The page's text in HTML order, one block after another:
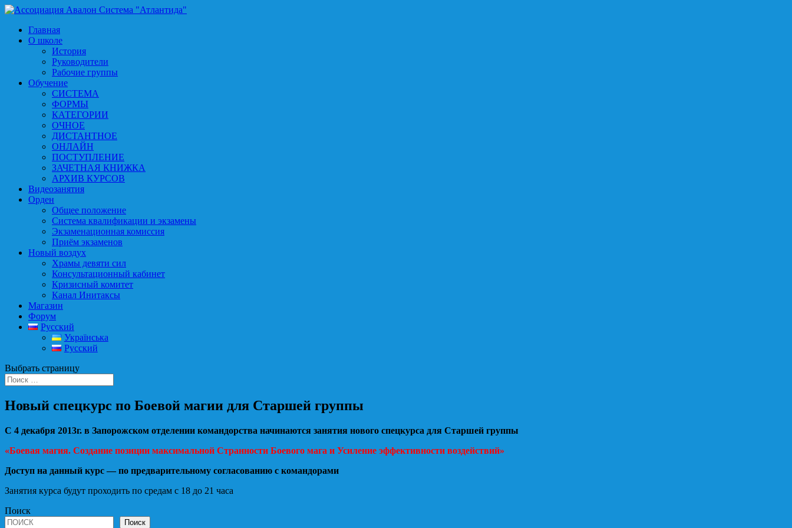
Главная
О школе
История
Руководители
Рабочие группы
Обучение
СИСТЕМА
ФОРМЫ
КАТЕГОРИИ
ОЧНОЕ
ДИСТАНТНОЕ
ОНЛАЙН
ПОСТУПЛЕНИЕ
ЗАЧЕТНАЯ КНИЖКА
АРХИВ КУРСОВ
Видеозанятия
Орден
Общее положение
Система квалификации и экзамены
Экзаменационная комиссия
Приём экзаменов
Новый воздух
Храмы девяти сил
Консультационный кабинет
Кризисный комитет
Канал Инитаксы
Магазин
Форум
Русский
Українська
Русский
Выбрать страницу
Новый спецкурс по Боевой магии для Старшей группы
С 4 декабря 2013г. в Запорожском отделении командорства начинаются занятия нового спецкурса для Старшей группы
«Боевая магия. Создание позиции максимальной Странности Боевого мага и Усиление эффективности воздействий»
Доступ на данный курс — по предварительному согласованию с командорами
Занятия курса будут проходить по средам с 18 до 21 часа
Поиск
Поиск